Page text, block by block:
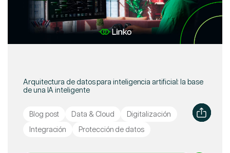
Arquitectura de datos para inteligencia artificial: la base
de una IA inteligente
Blog post Data & Cloud
Digitalización
Integración
Protección de datos